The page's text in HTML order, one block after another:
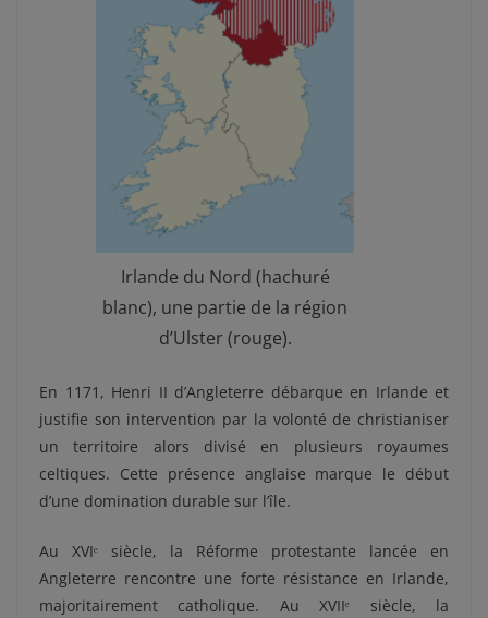
Irlande du Nord (hachuré
blanc), une partie de la région
d’Ulster (rouge).
En 1171, Henri II d’Angleterre débarque en Irlande et
justifie son intervention par la volonté de christianiser
un territoire alors divisé en plusieurs royaumes
celtiques. Cette présence anglaise marque le début
d’une domination durable sur l’île.
Au XVIᵉ siècle, la Réforme protestante lancée en
Angleterre rencontre une forte résistance en Irlande,
majoritairement catholique. Au XVIIᵉ siècle, la